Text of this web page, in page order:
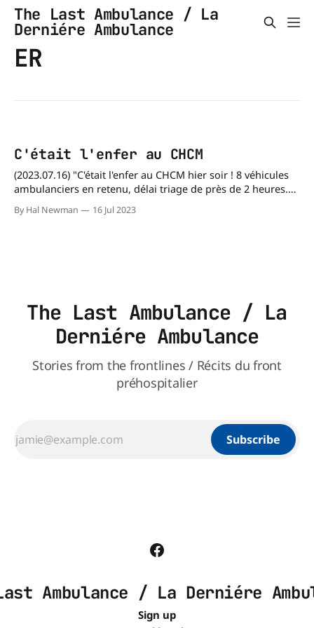
The Last Ambulance / La
Derniére Ambulance
ER
C'était l'enfer au CHCM
(2023.07.16) "C'était l'enfer au CHCM hier soir ! 8 véhicules
ambulanciers en retenu, délai triage de près de 2 heures.
Au final, le CHCM sera détourné dans les minutes qui
suivent. Les deux véhicules ambulanciers de Louiseville se
By Hal Newman 16 Jul 2023
The Last Ambulance / La
Derniére Ambulance
Stories from the frontlines / Récits du front
préhospitalier
Subscribe
Ambulance / La Derniére
Sign up